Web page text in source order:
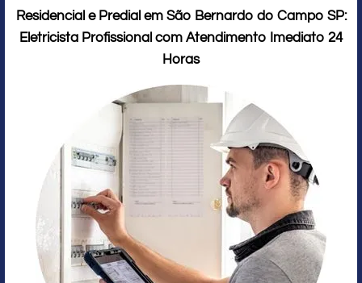
Residencial e Predial em São Bernardo do Campo SP:
Eletricista Profissional com Atendimento Imediato 24
Horas